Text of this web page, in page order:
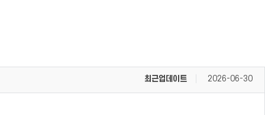
최근업데이트 2026-06-30